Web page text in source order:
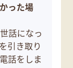
った場
話になっ
引き取り
話をしま